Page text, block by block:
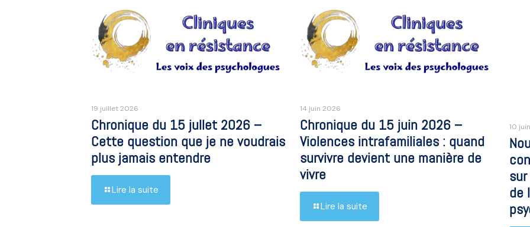
19 juillet 2026
Chronique du 15 jullet 2026 –
Cette question que je ne voudrais
plus jamais entendre
Lire la suite
14 juin 2026
Chronique du 15 juin 2026 –
Violences intrafamiliales : quand
survivre devient une manière de
vivre
Lire la suite
10
de